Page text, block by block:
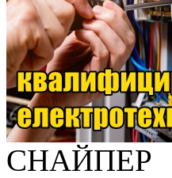
СНАЙПЕР